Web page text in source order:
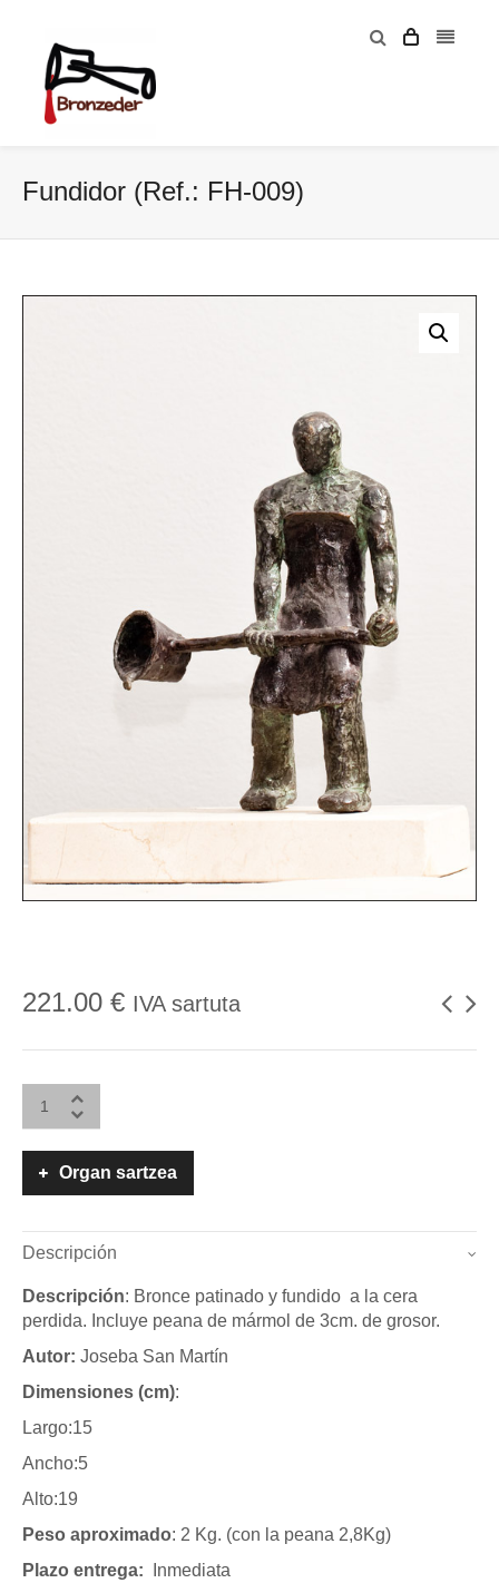
Fundidor (Ref.: FH-009)
221.00 € IVA sartuta
Organ sartzea
Descripción
Descripción: Bronce patinado y fundido a la cera
perdida. Incluye peana de mármol de 3cm. de grosor.
Autor: Joseba San Martín
Dimensiones (cm):
Largo:15
Ancho:5
Alto:19
Peso aproximado: 2 Kg. (con la peana 2,8Kg)
Plazo entrega:
Inmediata